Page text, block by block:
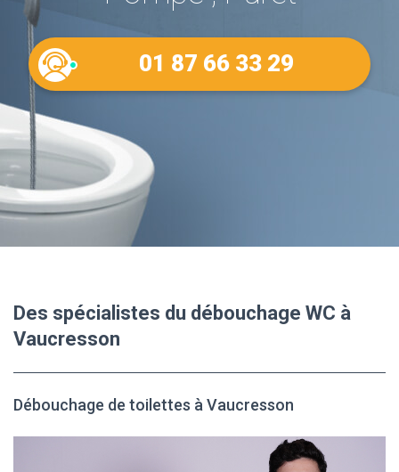
01 87 66 33 29
Des spécialistes du débouchage WC à
Vaucresson
Débouchage de toilettes à Vaucresson